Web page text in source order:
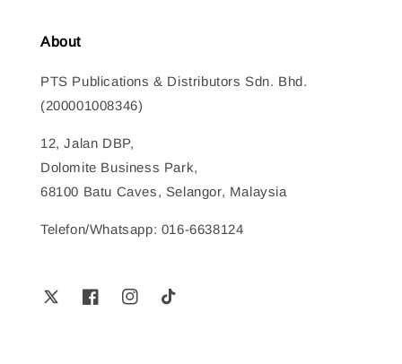
About
PTS Publications & Distributors Sdn. Bhd.
(200001008346)
12, Jalan DBP,
Dolomite Business Park,
68100 Batu Caves, Selangor, Malaysia
Telefon/Whatsapp: 016-6638124